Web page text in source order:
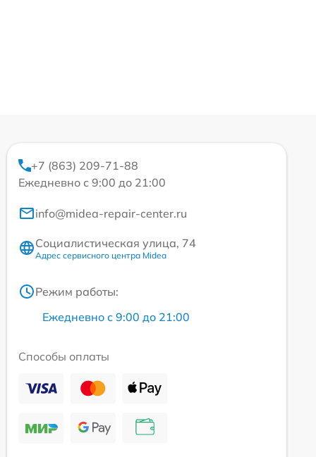
+7 (863) 209-71-88
Ежедневно с 9:00 до 21:00
info@midea-repair-center.ru
Социалистическая улица, 74
Адрес сервисного центра Midea
Режим работы:
Ежедневно с 9:00 до 21:00
Способы оплаты